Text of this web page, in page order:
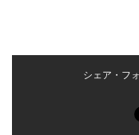
シェア・フ